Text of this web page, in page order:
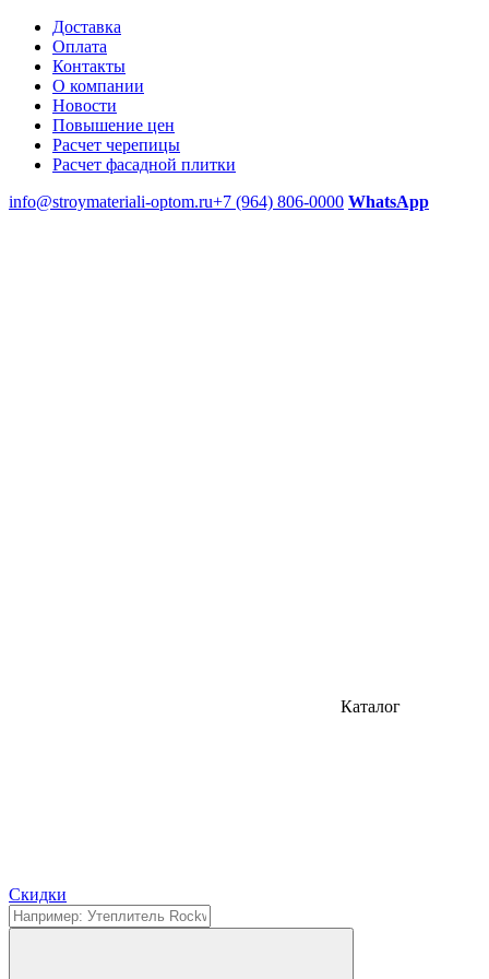
Доставка
Оплата
Контакты
О компании
Новости
Повышение цен
Расчет черепицы
Расчет фасадной плитки
info@stroymateriali-optom.ru+7 (964) 806-0000 WhatsApp
Каталог
Cкидки